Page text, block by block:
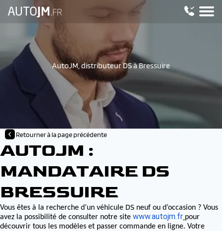
AutoJM, distributeur DS à Bressuire
Retourner à la page précédente
AUTOJM :
MANDATAIRE DS
BRESSUIRE
Vous êtes à la recherche d’un véhicule DS neuf ou d’occasion ? Vous
avez la possibilité de consulter notre site www.autojm.fr pour
découvrir tous les modèles et passer commande en ligne. Votre